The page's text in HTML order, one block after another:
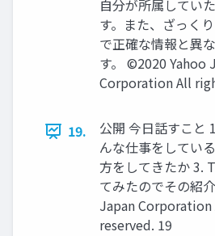
自分が所属してい
す。また、ざっく
で正確な情報と異
す。 ©2020 Yahoo
Corporation All
19.
公開 今⽇話すこと
んな仕事をしてい
⽅をしてきたか 3.
てみたのでその紹
Japan
reserved. 19